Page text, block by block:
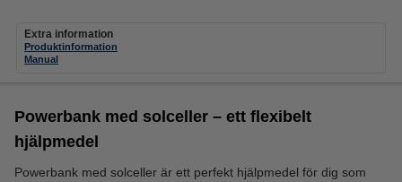
Extra information
Produktinformation
Manual
Powerbank med solceller – ett flexibelt
hjälpmedel
Powerbank med solceller är ett perfekt hjälpmedel för dig som